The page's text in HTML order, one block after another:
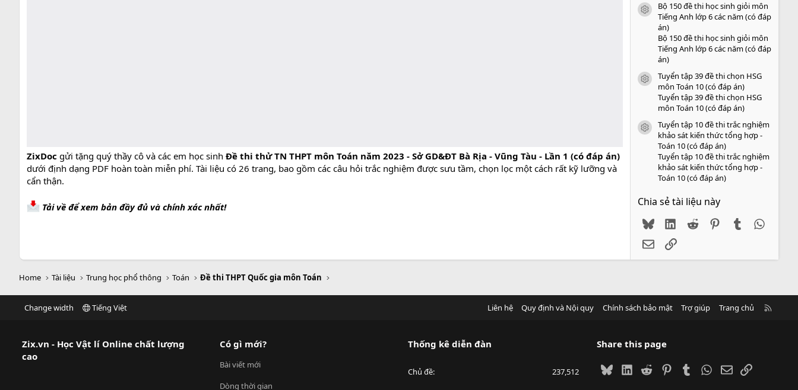
ZixDoc gửi tặng quý thầy cô và các em học sinh Đề thi thử TN THPT môn Toán năm 2023 - Sở GD&ĐT Bà Rịa - Vũng Tàu - Lần 1 (có đáp án)
dưới định dạng PDF hoàn toàn miễn phí. Tài liệu có 26 trang, bao gồm các câu hỏi trắc nghiệm được sưu tầm, chọn lọc một cách rất kỹ lưỡng và
cẩn thận.
Tải về để xem bản đầy đủ và chính xác nhất!
icon tài liệu
Bộ 150 đề thi học sinh giỏi môn
Tiếng Anh lớp 6 các năm (có đáp
án)
Bộ 150 đề thi học sinh giỏi môn
Tiếng Anh lớp 6 các năm (có đáp
án)
icon tài liệu
Tuyển tập 39 đề thi chọn HSG
môn Toán 10 (có đáp án)
Tuyển tập 39 đề thi chọn HSG
môn Toán 10 (có đáp án)
icon tài liệu
Tuyển tập 10 đề thi trắc nghiệm
khảo sát kiến thức tổng hợp -
Toán 10 (có đáp án)
Tuyển tập 10 đề thi trắc nghiệm
khảo sát kiến thức tổng hợp -
Toán 10 (có đáp án)
Chia sẻ tài liệu này
BlueskyLinkedIn
Reddit PinterestTumblr
EmailLink
Home Tài liệu Trung học phổ thông Toán Đề thi THPT Quốc gia môn Toán
Change width Tiếng Việt Liên hệ Quy định và Nội quy Chính sách bảo mật Trợ giúp Trang chủ
Zix.vn - Học Vật lí Online chất lượng
cao
Có gì mới?
Bài viết mới
Dòng thời gian
Thống kê diễn đàn
Chủ đề 237,512
Share this page
BlueskyLinkedIn
Reddit PinterestTumblrWhatsApp
EmailLink